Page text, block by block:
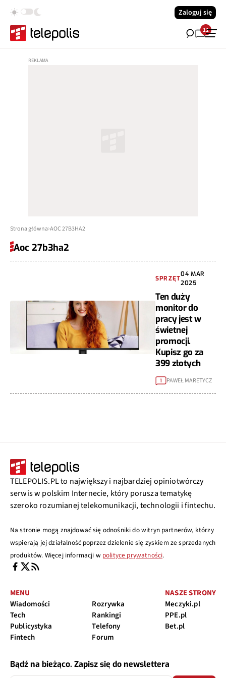
Zaloguj się
11
Strona główna AOC 27B3HA2
Aoc 27b3ha2
SPRZĘT
04 MAR
2025
Ten duży
monitor do
pracy jest w
świetnej
promocji.
Kupisz go za
399 złotych
1 PAWEŁ MARETYCZ
TELEPOLIS.PL to największy i najbardziej opiniotwórczy
serwis w polskim Internecie, który porusza tematykę
szeroko rozumianej telekomunikacji, technologii i fintechu.
Na stronie mogą znajdować się odnośniki do witryn partnerów, którzy
wspierają jej działalność poprzez dzielenie się zyskiem ze sprzedanych
produktów. Więcej informacji w polityce prywatności.
MENU
Wiadomości
Tech
Publicystyka
Fintech
Rozrywka
Rankingi
Telefony
Forum
NASZE STRONY
Meczyki.pl
PPE.pl
Bet.pl
Bądź na bieżąco. Zapisz się do newslettera